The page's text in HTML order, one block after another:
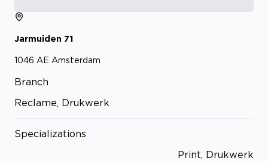
Jarmuiden 71
1046 AE Amsterdam
Branch
Reclame, Drukwerk
Specializations
Print, Drukwerk